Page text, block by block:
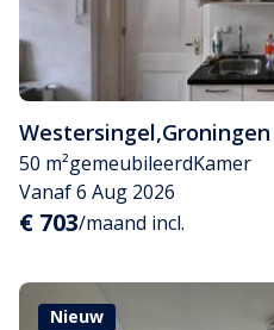
Westersingel,Groningen
50 m²gemeubileerdKamer
Vanaf 6 Aug 2026
€ 703/maand incl.
Nieuw